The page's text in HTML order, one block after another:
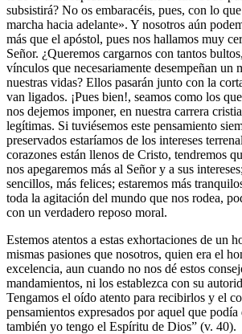
subsistirá? No os embaracéis, pues, con lo
marcha hacia adelante». Y nosotros aún
más que el apóstol, pues nos hallamos muy
Señor. ¿Queremos cargarnos con tantos
vínculos que necesariamente desempeñan un
nuestras vidas? Ellos pasarán junto con la
van ligados. ¡Pues bien!, seamos como los
nos dejemos imponer, en nuestra carrera
legítimas. Si tuviésemos este pensamiento
preservados estaríamos de los intereses
corazones están llenos de Cristo, tendremos
nos apegaremos más al Señor y a sus
sencillos, más felices; estaremos más
toda la agitación del mundo que nos rodea,
con un verdadero reposo moral.
Estemos atentos a estas exhortaciones de un
mismas pasiones que nosotros, quien era el
excelencia, aun cuando no nos dé estos
mandamientos, ni los establezca con su
Tengamos el oído atento para recibirlos y el
pensamientos expresados por aquel que
también yo tengo el Espíritu de Dios” (v. 40).